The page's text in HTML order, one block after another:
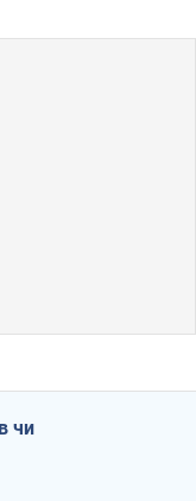
чи